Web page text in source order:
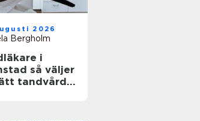
2026
Bergholm
i
så väljer
tandvård